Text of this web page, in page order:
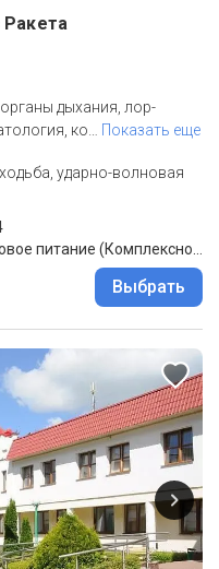
дыхания, лор-
ко
Показать еще
ударно-волновая
Выбрать